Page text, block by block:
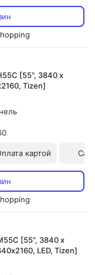
[55", 3840 x
Tizen]
картой
[55", 3840 x
LED, Tizen]